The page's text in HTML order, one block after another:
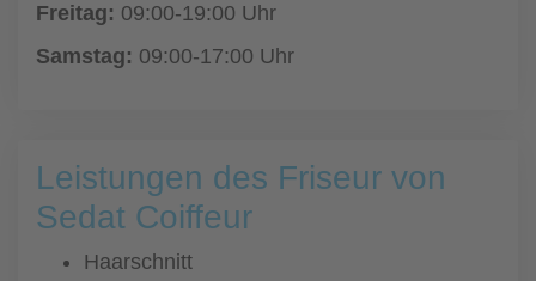
Freitag: 09:00-19:00 Uhr
Samstag: 09:00-17:00 Uhr
Leistungen des Friseur von
Sedat Coiffeur
Haarschnitt